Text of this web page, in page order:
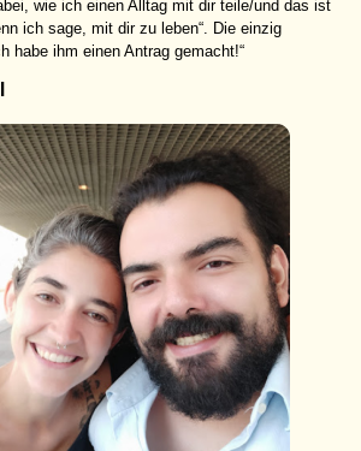
wie ich einen Alltag mit dir teile/und das ist
ich sage, mit dir zu leben“. Die einzig
habe ihm einen Antrag gemacht!“